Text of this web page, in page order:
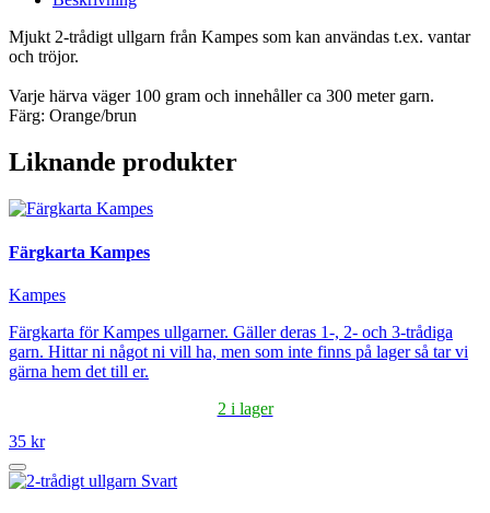
Mjukt 2-trådigt ullgarn från Kampes som kan användas t.ex. vantar
och tröjor.
Varje härva väger 100 gram och innehåller ca 300 meter garn.
Färg: Orange/brun
Liknande produkter
Färgkarta Kampes
Kampes
Färgkarta för Kampes ullgarner. Gäller deras 1-, 2- och 3-trådiga
garn. Hittar ni något ni vill ha, men som inte finns på lager så tar vi
gärna hem det till er.
2 i lager
35 kr